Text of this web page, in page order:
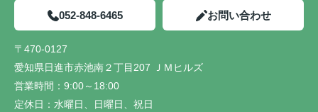
052-848-6465 お問い合わせ
〒470-0127
愛知県日進市赤池南２丁目207 ＪＭヒルズ
営業時間： 9:00～18:00
定休日： 水曜日、日曜日、祝日